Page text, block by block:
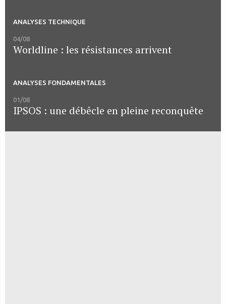
ANALYSES TECHNIQUE
04/08
Worldline : les résistances arrivent
ANALYSES FONDAMENTALES
01/08
IPSOS : une débêcle en pleine reconquête